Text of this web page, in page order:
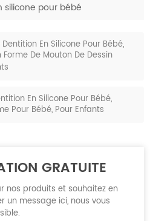
pour bébé
En Silicone Pour Bébé,
De Mouton De Dessin
En Silicone Pour Bébé,
Pour Bébé, Pour Enfants
GRATUITE
nos produits et souhaitez en
un message ici, nous vous